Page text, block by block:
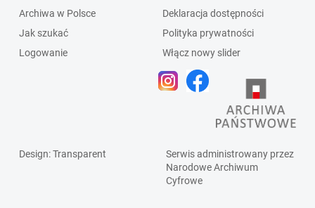
Archiwa w Polsce
Jak szukać
Logowanie
Deklaracja dostępności
Polityka prywatności
Włącz nowy slider
Design: Transparent
Serwis administrowany przez
Narodowe Archiwum
Cyfrowe